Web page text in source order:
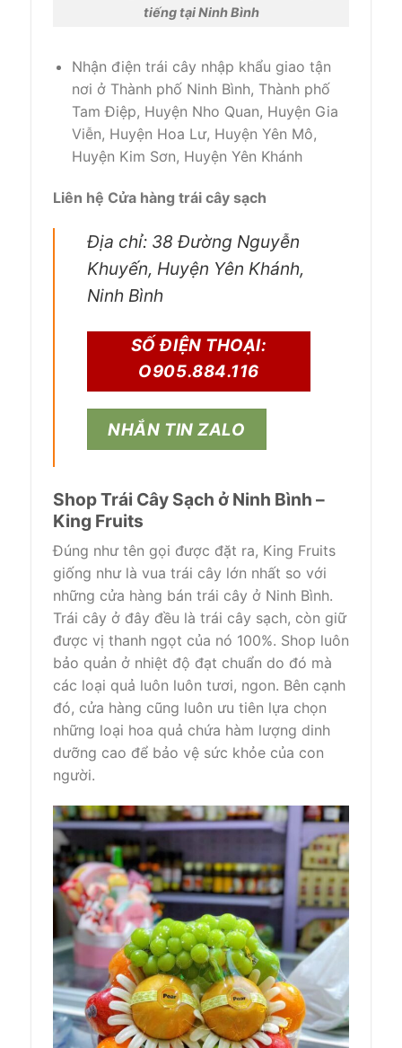
tiếng tại Ninh Bình
Nhận điện trái cây nhập khẩu giao tận
nơi ở Thành phố Ninh Bình, Thành phố
Tam Điệp, Huyện Nho Quan, Huyện Gia
Viễn, Huyện Hoa Lư, Huyện Yên Mô,
Huyện Kim Sơn, Huyện Yên Khánh
Liên hệ Cửa hàng trái cây sạch
Địa chỉ: 38 Đường Nguyễn
Khuyến, Huyện Yên Khánh,
Ninh Bình
SỐ ĐIỆN THOẠI:
O905.884.116
NHẮN TIN ZALO
Shop Trái Cây Sạch ở Ninh Bình –
King Fruits
Đúng như tên gọi được đặt ra, King Fruits
giống như là vua trái cây lớn nhất so với
những cửa hàng bán trái cây ở Ninh Bình.
Trái cây ở đây đều là trái cây sạch, còn giữ
được vị thanh ngọt của nó 100%. Shop luôn
bảo quản ở nhiệt độ đạt chuẩn do đó mà
các loại quả luôn luôn tươi, ngon. Bên cạnh
đó, cửa hàng cũng luôn ưu tiên lựa chọn
những loại hoa quả chứa hàm lượng dinh
dưỡng cao để bảo vệ sức khỏe của con
người.